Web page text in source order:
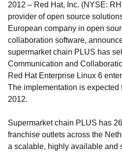
2012 – Red Hat, Inc. (NYSE:
provider of open source
European company in open
collaboration software,
supermarket chain PLUS has
Communication and
Red Hat Enterprise Linux 6
The implementation is expected
2012.
Supermarket chain PLUS has
franchise outlets across the
a scalable, highly available and